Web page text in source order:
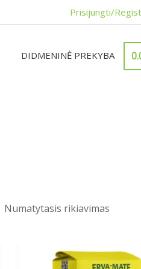
Prisijungti/
DIDMENINĖ PREKYBA
Price
This
product